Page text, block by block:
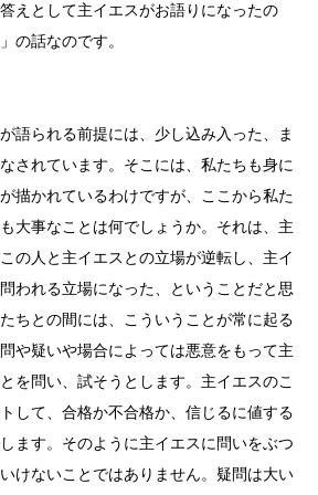
えとして主イエスがお語りになったの
の話なのです。
語られる前提には、少し込み入った、ま
されています。そこには、私たちも身に
描かれているわけですが、ここから私た
大事なことは何でしょうか。それは、主
の人と主イエスとの立場が逆転し、主イ
われる立場になった、ということだと思
ちとの間には、こういうことが常に起る
や疑いや場合によっては悪意をもって主
を問い、試そうとします。主イエスのこ
して、合格か不合格か、信じるに値する
ます。そのように主イエスに問いをぶつ
けないことではありません。疑問は大い